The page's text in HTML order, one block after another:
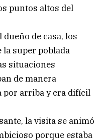
puntos altos del
de casa, los
la super poblada
situaciones
de manera
por arriba y era difícil
la visita se animó
porque estaba